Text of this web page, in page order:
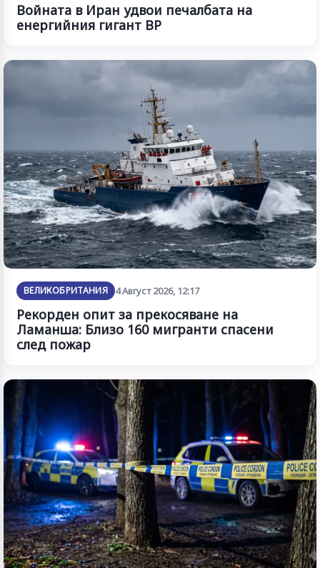
Войната в Иран удвои печалбата на
енергийния гигант BP
ВЕЛИКОБРИТАНИЯ 4 Август 2026, 12:17
Рекорден опит за прекосяване на
Ламанша: Близо 160 мигранти спасени
след пожар